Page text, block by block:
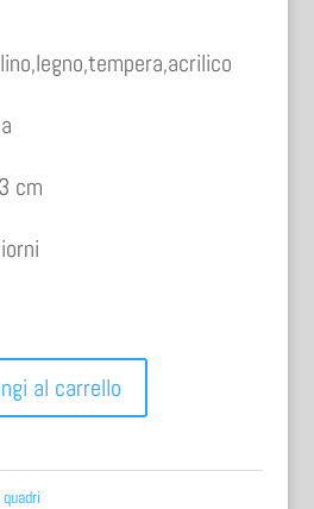
cm
al carrello
quadri